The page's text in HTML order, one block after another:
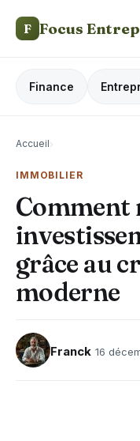
F Focus
Finance
Accueil›
IMMOBILIER
Comment
grâce au
moderne
Franck 16